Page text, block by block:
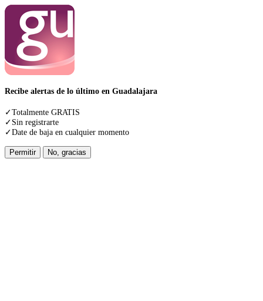
Recibe alertas de lo último en Guadalajara
✓Totalmente GRATIS
✓Sin registrarte
✓Date de baja en cualquier momento
Permitir No, gracias